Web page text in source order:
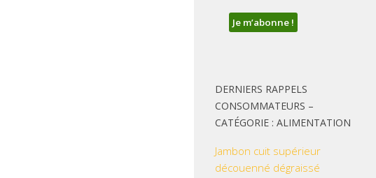
DERNIERS RAPPELS
CONSOMMATEURS –
CATÉGORIE : ALIMENTATION
Jambon cuit supérieur
découenné dégraissé